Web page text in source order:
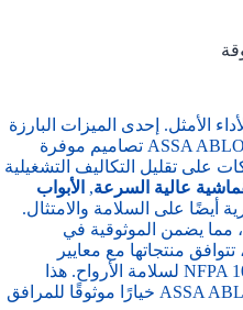
الأمثل. إحدى الميزات البارزة
هي تركيزها على الاستدامة. تدمج ASSA ABLOY تصاميم موفرة
على تقليل التكاليف التشغيلية
عالية السرعة, الأبواب
أيضًا على السلامة والامتثال.
مما يضمن الموثوقية في
منتجاتها مع معايير
ANSI/BHMA لمقاومة الحرائق وNFPA 101 لسلامة الأرواح. هذا
الالتزام بالجودة والسلامة يجعل ASSA ABLOY خيارًا موثوقًا للمرافق